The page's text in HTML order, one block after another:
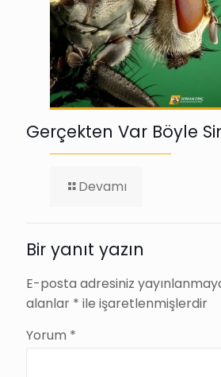
Gerçekten Var Böyle
Devamı
Sinekler
Bir yanıt yazın
E-posta adresiniz
alanlar * ile işaretlenmişlerdir
Yorum *